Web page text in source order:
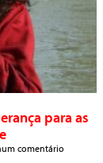
para as
comentário